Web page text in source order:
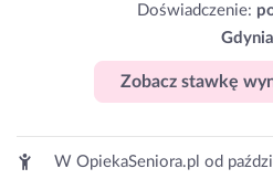
Doświadczenie:
Gdynia
Zobacz stawkę
W OpiekaSeniora.pl od